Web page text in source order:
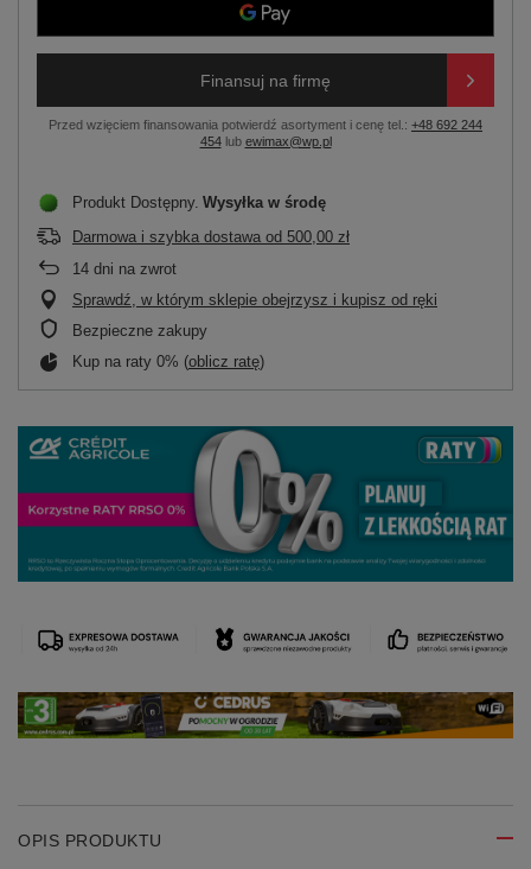
Finansuj na firmę
Przed wzięciem finansowania potwierdź asortyment i cenę tel.: +48 692 244
454lub ewimax@wp.pl
Produkt Dostępny Wysyłka w środę
Darmowa i szybka dostawa od 500,00 zł
14 dni na zwrot
Sprawdź, w którym sklepie obejrzysz i kupisz od ręki
Bezpieczne zakupy
Kup na raty 0% (oblicz ratę)
OPIS PRODUKTU